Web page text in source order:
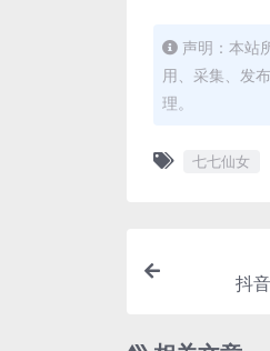
声明：本站
用、采集、发
理。
七七仙女